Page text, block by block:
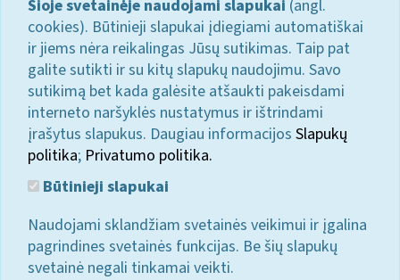
Šioje svetainėje naudojami slapukai (angl.
cookies). Būtinieji slapukai įdiegiami automatiškai
ir jiems nėra reikalingas Jūsų sutikimas. Taip pat
galite sutikti ir su kitų slapukų naudojimu. Savo
sutikimą bet kada galėsite atšaukti pakeisdami
interneto naršyklės nustatymus ir ištrindami
įrašytus slapukus. Daugiau informacijos Slapukų
politika; Privatumo politika.
Būtinieji slapukai
Naudojami sklandžiam svetainės veikimui ir įgalina
pagrindines svetainės funkcijas. Be šių slapukų
svetainė negali tinkamai veikti.